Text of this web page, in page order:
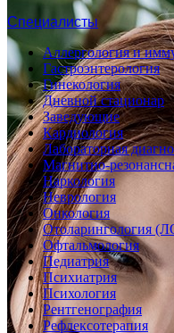
Специалисты
Аллергология и
Гастроэнтерология
Гинекология
Дневной стационар
Заведующие
Кардиология
Лабораторная
Магнитно-
Наркология
Неврология
Онкология
Отоларингология
Офтальмология
Педиатрия
Психиатрия
Психология
Рентгенография
Рефлексотерапия